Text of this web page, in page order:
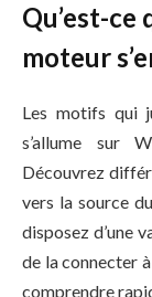
Qu’est-
moteur
Les motifs qui
s’allume sur
Découvrez
vers la source
disposez d’une
de la connecter
comprendre